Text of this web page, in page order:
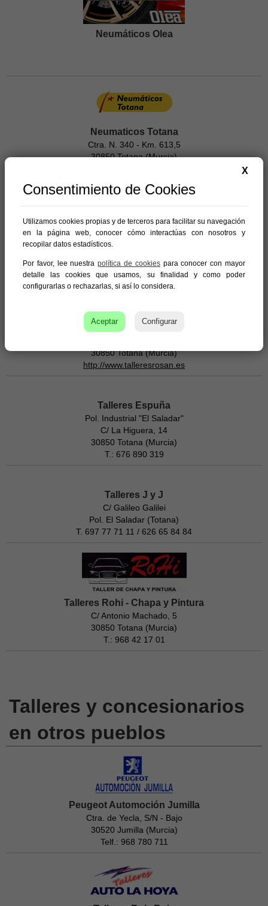
Neumáticos Olea
Neumaticos Totana
Ctra. N. 340 - Km. 613,5
30850 Totana (Murcia)
TALLER DOMINGO GARCIA
30850 Totana (Murcia)
968423900
http://www.totana.com/TallerDomingoGarcia
Taller Rosán
30850 Totana (Murcia)
http://www.talleresrosan.es
Talleres Espuña
Pol. Industrial "El Saladar"
C/ La Higuera, 14
30850 Totana (Murcia)
T.: 676 890 319
Talleres J y J
C/ Galileo Galilei
Pol. El Saladar (Totana)
T. 697 77 71 11 / 626 65 84 84
Talleres Rohi - Chapa y Pintura
C/ Antonio Machado, 5
30850 Totana (Murcia)
T.: 968 42 17 01
Talleres y concesionarios
en otros pueblos
Peugeot Automoción Jumilla
Ctra. de Yecla, S/N - Bajo
30520 Jumilla (Murcia)
Telf.: 968 780 711
X
Consentimiento de Cookies
Utilizamos cookies propias y de terceros para facilitar su navegación
en la página web, conocer cómo interactúas con nosotros y
recopilar datos estadísticos.
Por favor, lee nuestrapolítica de cookiespara conocer con mayor
detalle las cookies que usamos, su finalidad y como poder
configurarlas o rechazarlas, si así lo considera.
Aceptar Configurar